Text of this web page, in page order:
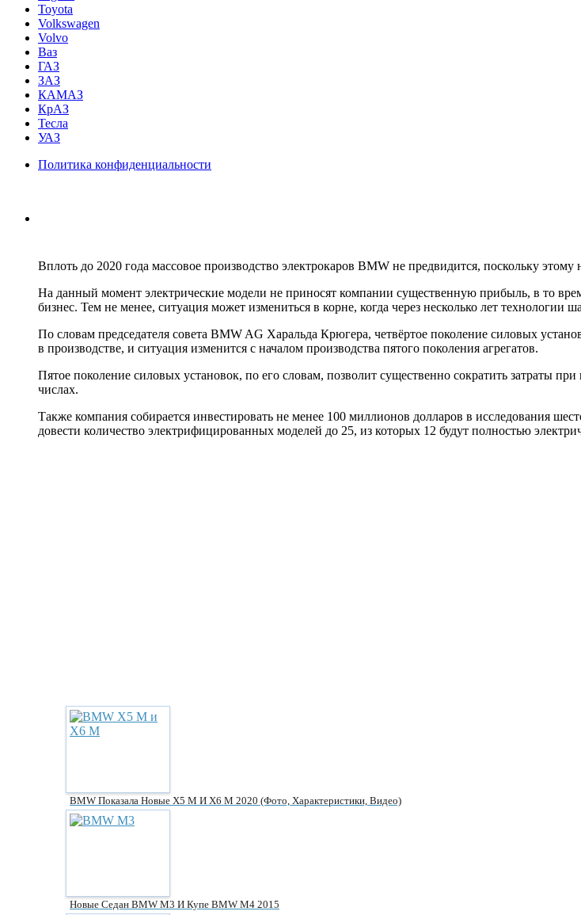
Toyota
Volkswagen
Volvo
Ваз
ГАЗ
ЗАЗ
КАМАЗ
КрАЗ
Тесла
УАЗ
Политика конфиденциальности
Вплоть до 2020 года массовое производство электрокаров BMW не предвидится, поскольку
На данный момент электрические модели не приносят компании существенную прибыль, в то
бизнес. Тем не менее, ситуация может измениться в корне, когда через несколько лет технологии
По словам председателя совета BMW AG Харальда Крюгера, четвёртое поколение силовых
в производстве, и ситуация изменится с началом производства пятого поколения агрегатов.
Пятое поколение силовых установок, по его словам, позволит существенно сократить затраты
числах.
Также компания собирается инвестировать не менее 100 миллионов долларов в исследования
довести количество электрифицированных моделей до 25, из которых 12 будут полностью
BMW Показала Новые X5 M И Х6 М 2020 (фото, Характеристики, Видео)
Новые Седан BMW M3 И Купе BMW M4 2015